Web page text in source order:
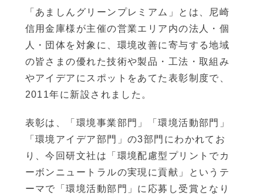
「あましんグリーンプレミアム」とは、尼崎
信用金庫様が主催の営業エリア内の法人・個
人・団体を対象に、環境改善に寄与する地域
の皆さまの優れた技術や製品・工法・取組み
やアイデアにスポットをあてた表彰制度で、
2011年に新設されました。
表彰は、「環境事業部門」「環境活動部門」
「環境アイデア部門」の3部門にわかれてお
り、今回研文社は「環境配慮型プリントでカ
ーボンニュートラルの実現に貢献」というテ
ーマで「環境活動部門」に応募し受賞となり